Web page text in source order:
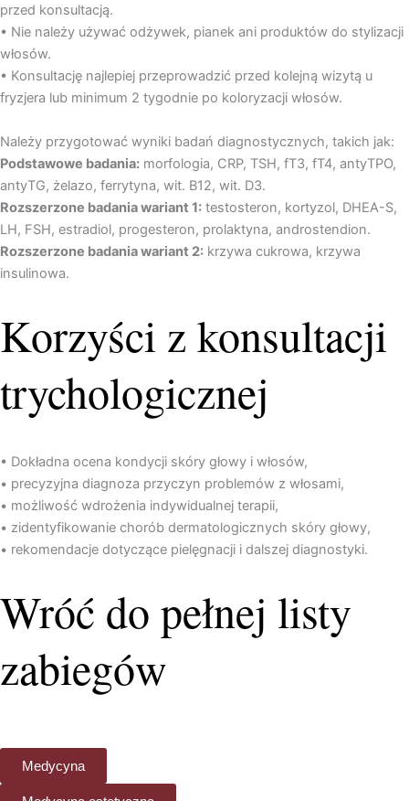
przed konsultacją.
• Nie należy używać odżywek, pianek ani produktów do stylizacji
włosów.
• Konsultację najlepiej przeprowadzić przed kolejną wizytą u
fryzjera lub minimum 2 tygodnie po koloryzacji włosów.
Należy przygotować wyniki badań diagnostycznych, takich jak:
Podstawowe badania: morfologia, CRP, TSH, fT3, fT4, antyTPO,
antyTG, żelazo, ferrytyna, wit. B12, wit. D3.
Rozszerzone badania wariant 1: testosteron, kortyzol, DHEA-S,
LH, FSH, estradiol, progesteron, prolaktyna, androstendion.
Rozszerzone badania wariant 2: krzywa cukrowa, krzywa
insulinowa.
Korzyści z konsultacji
trychologicznej
• Dokładna ocena kondycji skóry głowy i włosów,
• precyzyjna diagnoza przyczyn problemów z włosami,
• możliwość wdrożenia indywidualnej terapii,
• zidentyfikowanie chorób dermatologicznych skóry głowy,
• rekomendacje dotyczące pielęgnacji i dalszej diagnostyki.
Wróć do pełnej listy
zabiegów
Medycyna